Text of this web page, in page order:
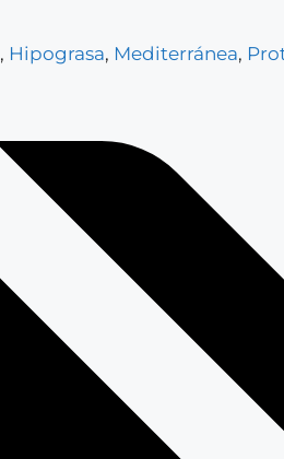
, Hipograsa, Mediterránea,